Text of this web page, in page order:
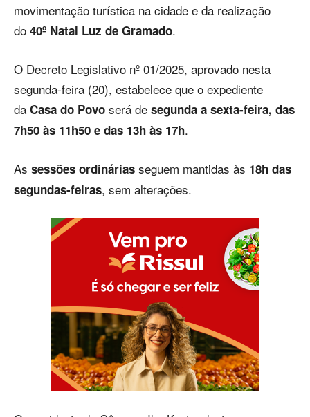
movimentação turística na cidade e da realização
do 40º Natal Luz de Gramado.
O Decreto Legislativo nº 01/2025, aprovado nesta
segunda-feira (20), estabelece que o expediente
da Casa do Povo será de segunda a sexta-feira, das
7h50 às 11h50 e das 13h às 17h.
As sessões ordinárias seguem mantidas às 18h das
segundas-feiras, sem alterações.